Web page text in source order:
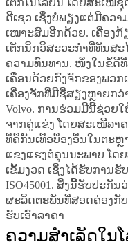
ດີເຊວ ເຊິ່ງບໍ່ພຽງແຕ່ມີຄວ
ເໝາະສົມອີກດ້ວຍ. ເຄື່ອງ
ເຕັກນິກວິສະວະກຳທີ່ທັນສ
ຄວາມທົນທານ. ໜຶ່ງໃນຂໍ້ດີທີ່
ເຄື່ອນດ້ວຍກົງຈັກຂອງພວ
ເຄື່ອງຈັກທີ່ມີຊື່ສຽງຫຼາຍກວ່າ
Volvo. ການຮ່ວມມືນີ້ຊ່ວຍ
ຈາກຄູ່ແຂ່ງ ໂດຍສະເໜີລາຄ
ທີ່ຄືກັນເທືອບື່ອງອື່ນໃນຕະ
ແຂງແຮງຕໍ່ຄຸນນະພາບ ໂດ
ເຂັ້ມງວດ ເຊິ່ງໄດ້ຮັບການຮັບ
ISO45001. ສິ່ງນີ້ຮັບປະກັ
ຜະລິດຕະພັນທີ່ສອດຄ່ອງກັ
ຮັບເອົາລາຄາ
ຄວາມສຳເລັດໃນ